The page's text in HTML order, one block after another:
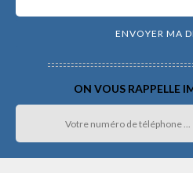
ON VOUS RAPPELLE